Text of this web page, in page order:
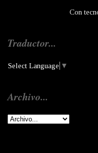
Con
Traductor...
Select Language ▼
Archivo...